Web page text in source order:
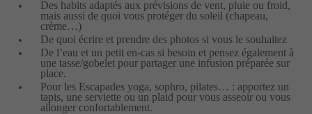
Des habits adaptés aux prévisions de vent, pluie ou froid,
mais aussi de quoi vous protéger du soleil (chapeau,
crème…)
De quoi écrire et prendre des photos si vous le souhaitez
De l’eau et un petit en-cas si besoin et pensez également à
une tasse/gobelet pour partager une infusion préparée sur
place.
Pour les Escapades yoga, sophro, pilates… : apportez un
tapis, une serviette ou un plaid pour vous asseoir ou vous
allonger confortablement.